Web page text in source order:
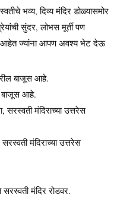
भव्य, दिव्य मंदिर डोळ्यासमोर
सुंदर, लोभस मूर्ती पण
आहेत ज्यांना आपण अवश्य भेट देऊ
बाजूस आहे.
बाजूस आहे.
सरस्वती मंदिराच्या उत्तरेस
मंदिराच्या उत्तरेस
मंदिर रोडवर.